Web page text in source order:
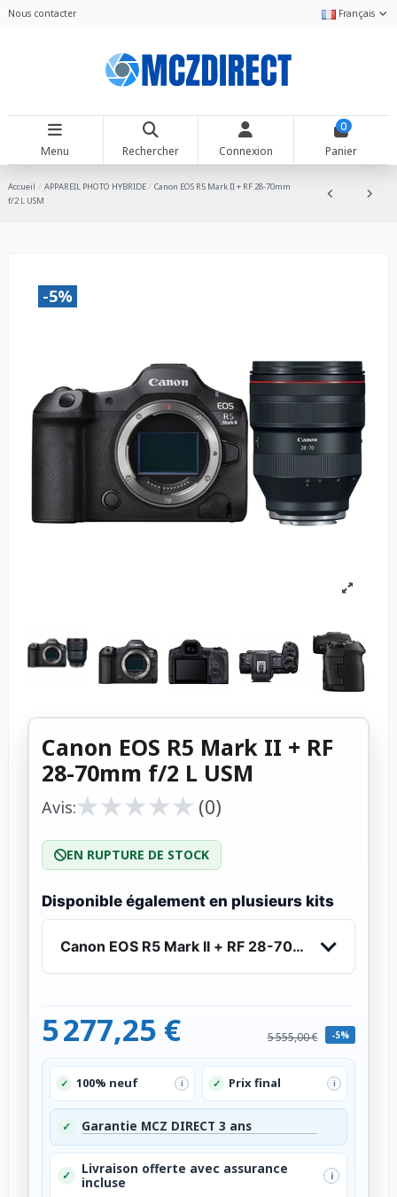
Nous contacter Français
Menu Rechercher Connexion
0
Panier
Accueil APPAREIL PHOTO HYBRIDE
Canon EOS R5 Mark II + RF 28-70mm
f/2 L USM
-5%
Canon EOS R5 Mark II + RF
28-70mm f/2 L USM
Avis:★
★★
★★
★★
★★
★ (0)
EN RUPTURE DE STOCK
Disponible également en plusieurs kits
Canon EOS R5 Mark II + RF 28-70mm f/2 L USM
5 277,25 € 5 555,00 € -5%
✓ 100% neuf i ✓ Prix final i
✓ Garantie MCZ DIRECT 3 ans
✓
Livraison offerte avec assurance
incluse
i